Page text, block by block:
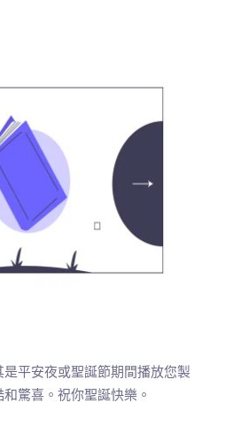
平安夜或聖誕節期間播放您製
驚喜。祝你聖誕快樂。